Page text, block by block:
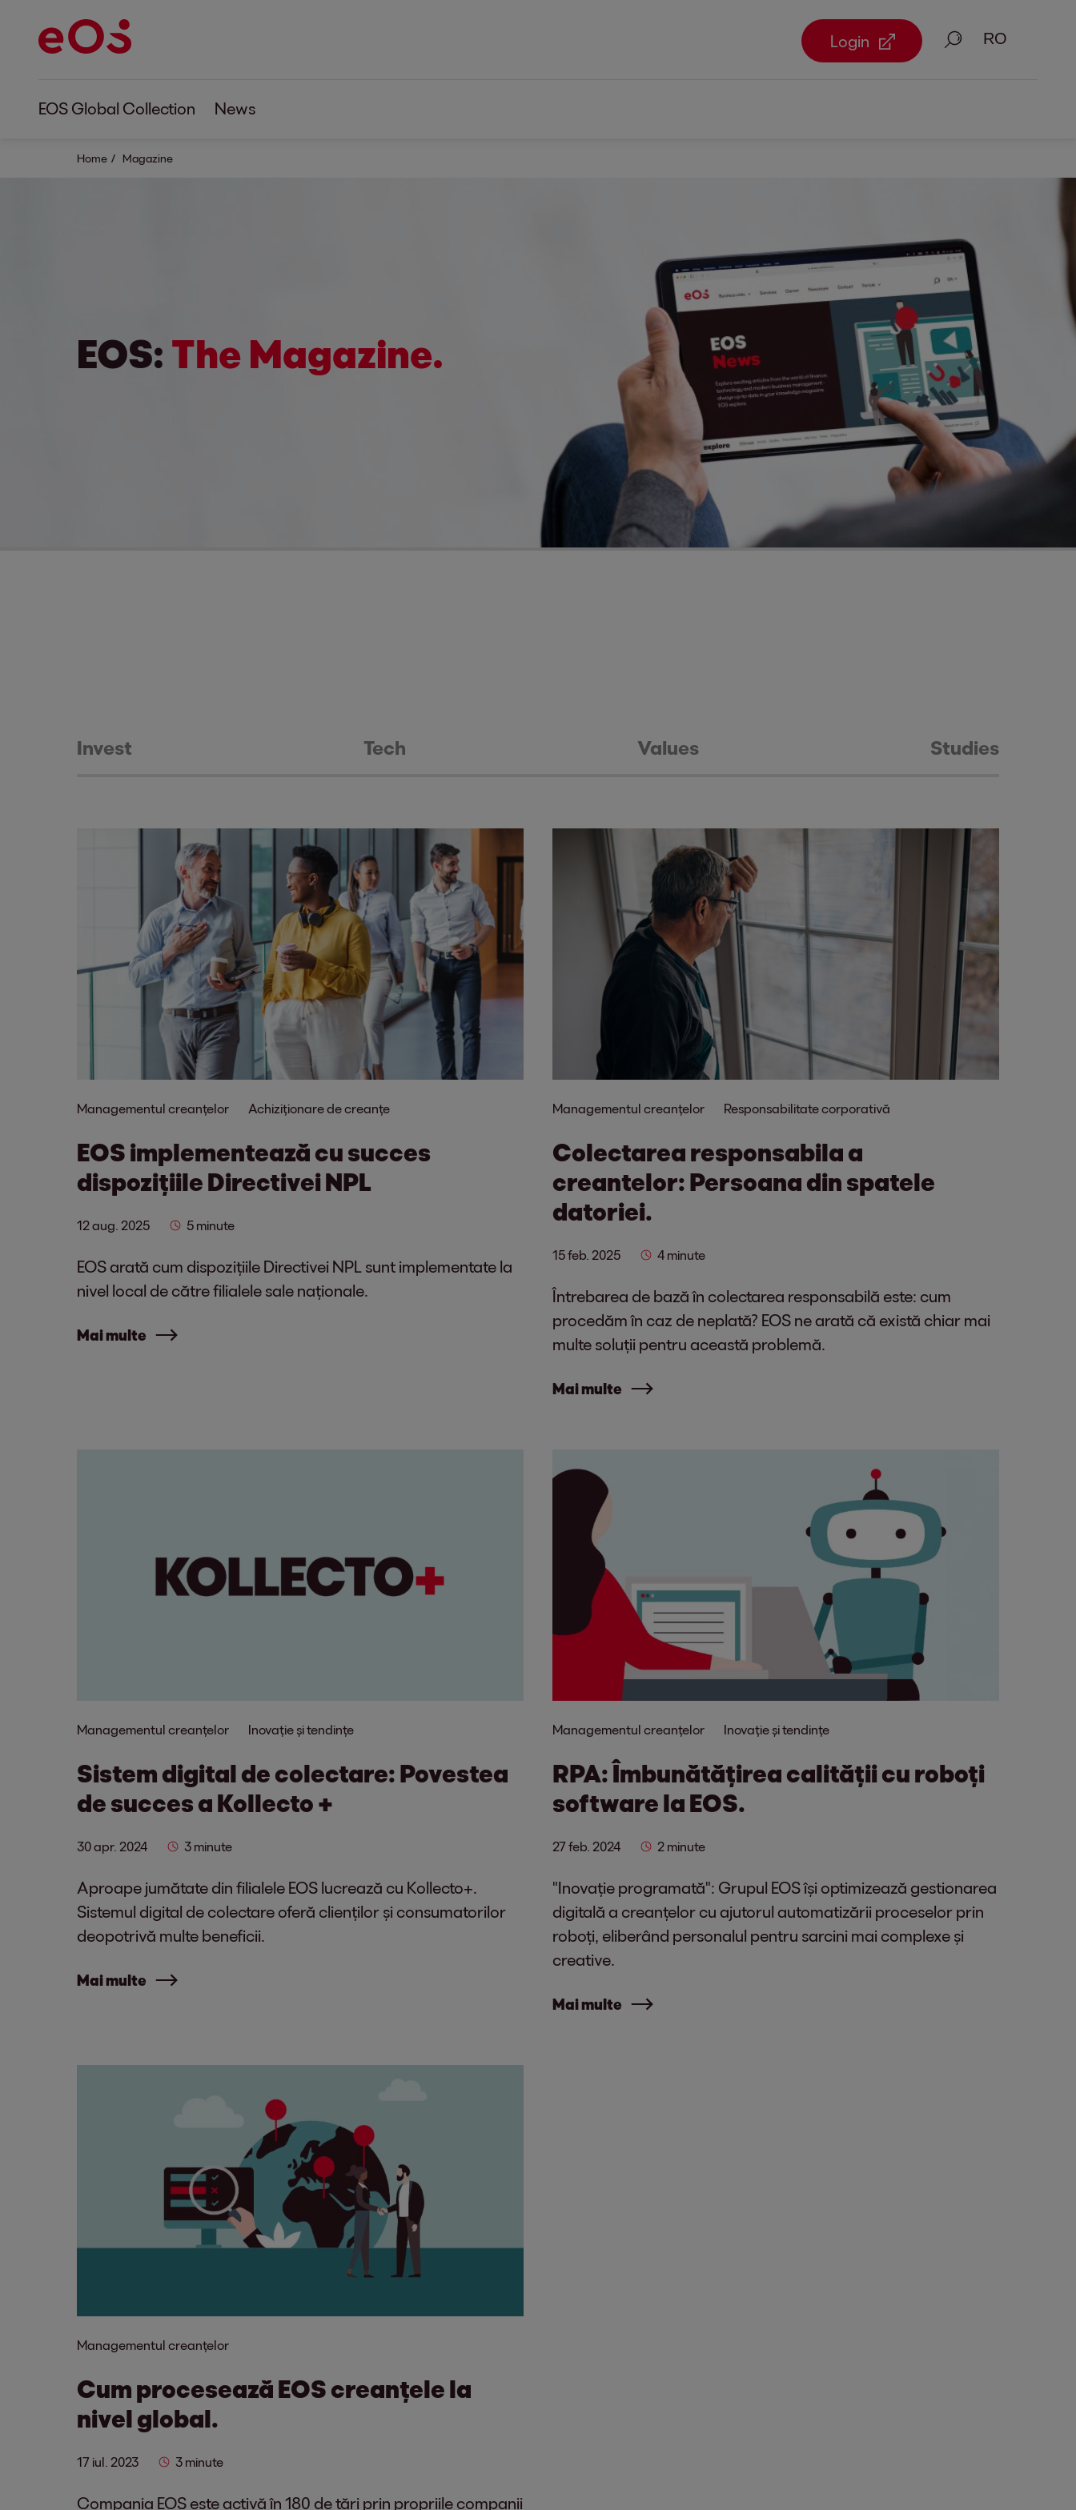
Login Căutare
EOS Global Collection News
Home Magazine
EOS: The Magazine.
Invest Tech Values Studies
Managementul creanțelor Achiziționare de creanțe
EOS implementează cu succes
dispozițiile Directivei NPL
12 aug. 2025 5 minute
EOS arată cum dispozițiile Directivei NPL sunt implementate la
nivel local de către filialele sale naționale.
Mai multe
Managementul creanțelor Responsabilitate corporativă
Colectarea responsabila a
creantelor: Persoana din spatele
datoriei.
15 feb. 2025 4 minute
Întrebarea de bază în colectarea responsabilă este: cum
procedăm în caz de neplată? EOS ne arată că există chiar mai
multe soluții pentru această problemă.
Mai multe
Managementul creanțelor Inovație și tendințe
Sistem digital de colectare: Povestea
de succes a Kollecto +
30 apr. 2024 3 minute
Aproape jumătate din filialele EOS lucrează cu Kollecto+.
Sistemul digital de colectare oferă clienților și consumatorilor
deopotrivă multe beneficii.
Mai multe
Managementul creanțelor Inovație și tendințe
RPA: Îmbunătățirea calității cu roboți
software la EOS.
27 feb. 2024 2 minute
"Inovație programată": Grupul EOS își optimizează gestionarea
digitală a creanțelor cu ajutorul automatizării proceselor prin
roboți, eliberând personalul pentru sarcini mai complexe și
creative.
Mai multe
Managementul creanțelor
Cum procesează EOS creanțele la
nivel global.
17 iul. 2023 3 minute
Compania EOS este activă în 180 de țări prin propriile companii